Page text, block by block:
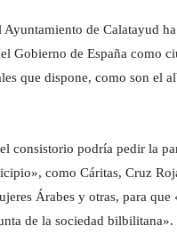
de Calatayud
Gobierno de España como
que dispone, como son el
consistorio podría pedir la
como Cáritas, Cruz
Árabes y otras, para
de la sociedad bilbilitana».